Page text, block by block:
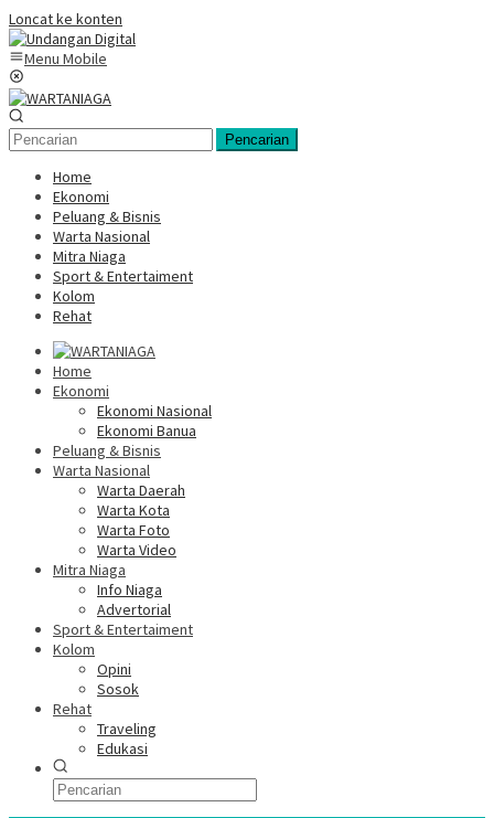
Loncat ke konten
Menu Mobile
Pencarian
Home
Ekonomi
Peluang & Bisnis
Warta Nasional
Mitra Niaga
Sport & Entertaiment
Kolom
Rehat
Home
Ekonomi
Ekonomi Nasional
Ekonomi Banua
Peluang & Bisnis
Warta Nasional
Warta Daerah
Warta Kota
Warta Foto
Warta Video
Mitra Niaga
Info Niaga
Advertorial
Sport & Entertaiment
Kolom
Opini
Sosok
Rehat
Traveling
Edukasi